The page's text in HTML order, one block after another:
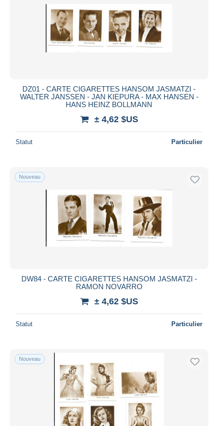
DZ01 - CARTE CIGARETTES HANSOM JASMATZI -
WALTER JANSSEN - JAN KIEPURA - MAX HANSEN -
HANS HEINZ BOLLMANN
± 4,62 $US
Statut Particulier
Nouveau
DW84 - CARTE CIGARETTES HANSOM JASMATZI -
RAMON NOVARRO
± 4,62 $US
Statut Particulier
Nouveau